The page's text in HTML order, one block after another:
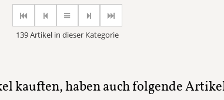
139 Artikel in dieser Kategorie
kauften, haben auch folgende